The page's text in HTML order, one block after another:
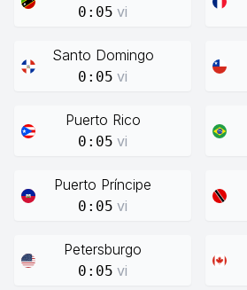
0:05 vi
Santo Domingo
0:05 vi
Puerto Rico
0:05 vi
Puerto Príncipe
0:05 vi
Petersburgo
0:05 vi